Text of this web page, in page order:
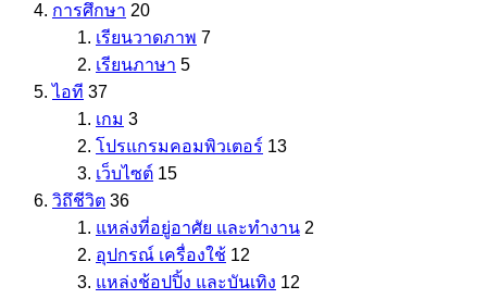
การศึกษา 20
เรียนวาดภาพ 7
เรียนภาษา 5
ไอที 37
เกม 3
โปรแกรมคอมพิวเตอร์ 13
เว็บไซต์ 15
วิถึชีวิต 36
แหล่งที่อยู่อาศัย และทำงาน 2
อุปกรณ์ เครื่องใช้ 12
แหล่งช้อปปิ้ง และบันเทิง 12